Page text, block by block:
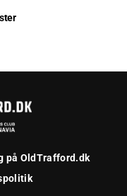
på OldTrafford.dk